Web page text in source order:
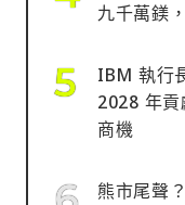
九千萬鎂
IBM 執行
2028 年
商機
熊市尾聲